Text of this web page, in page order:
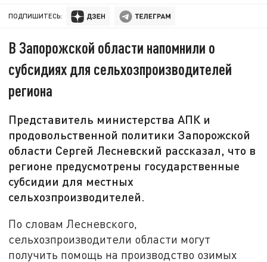
ПОДПИШИТЕСЬ:
В Запорожской области напомнили о
субсидиях для сельхозпроизводителей
региона
Представитель министерства АПК и
продовольственной политики Запорожской
области Сергей Лесневский рассказал, что в
регионе предусмотрены государственные
субсидии для местных
сельхозпроизводителей.
По словам Лесневского,
сельхозпроизводители области могут
получить помощь на производство озимых